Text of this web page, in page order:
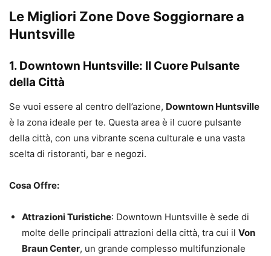
Le Migliori Zone Dove Soggiornare a
Huntsville
1. Downtown Huntsville: Il Cuore Pulsante
della Città
Se vuoi essere al centro dell’azione, Downtown Huntsville
è la zona ideale per te. Questa area è il cuore pulsante
della città, con una vibrante scena culturale e una vasta
scelta di ristoranti, bar e negozi.
Cosa Offre:
Attrazioni Turistiche: Downtown Huntsville è sede di
molte delle principali attrazioni della città, tra cui il Von
Braun Center, un grande complesso multifunzionale